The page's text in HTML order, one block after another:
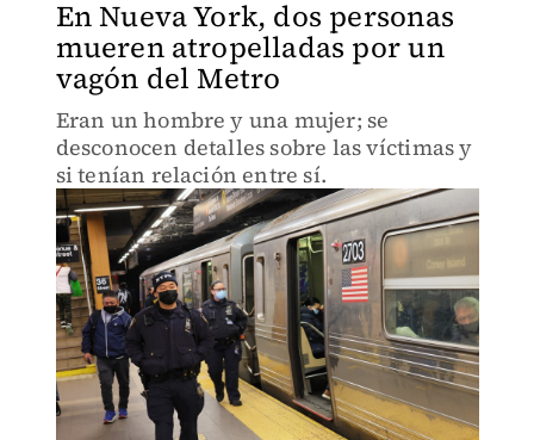
En Nueva York, dos personas
mueren atropelladas por un
vagón del Metro
Eran un hombre y una mujer; se
desconocen detalles sobre las víctimas y
si tenían relación entre sí.